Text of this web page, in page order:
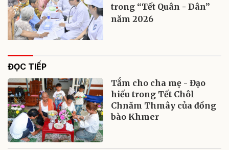
trong “Tết Quân - Dân”
năm 2026
ĐỌC TIẾP
Tắm cho cha mẹ - Đạo
hiếu trong Tết Chôl
Chnăm Thmây của đồng
bào Khmer